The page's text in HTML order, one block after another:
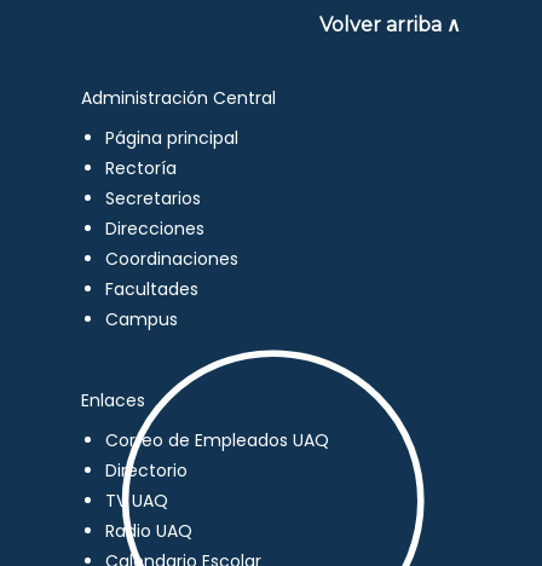
Volver arriba ∧
Administración Central
Página principal
Rectoría
Secretarios
Direcciones
Coordinaciones
Facultades
Campus
Enlaces
Correo de Empleados UAQ
Directorio
TV UAQ
Radio UAQ
Calendario Escolar